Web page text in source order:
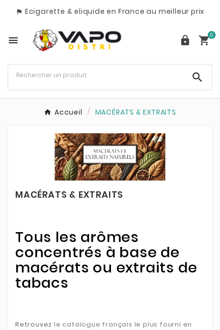
 Ecigarette & eliquide en France au meilleur prix
  0

Accueil MACÉRATS & EXTRAITS
MACÉRATS & EXTRAITS
Tous les arômes
concentrés à base de
macérats ou extraits de
tabacs
Retrouvezle catalogue français le plus fourni en